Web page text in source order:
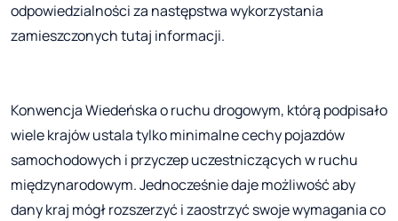
odpowiedzialności za następstwa wykorzystania
zamieszczonych tutaj informacji.
Konwencja Wiedeńska o ruchu drogowym, którą podpisało
wiele krajów ustala tylko minimalne cechy pojazdów
samochodowych i przyczep uczestniczących w ruchu
międzynarodowym. Jednocześnie daje możliwość aby
dany kraj mógł rozszerzyć i zaostrzyć swoje wymagania co